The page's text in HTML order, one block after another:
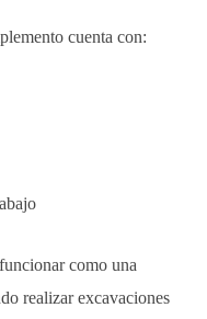
cuenta con:
como una
realizar excavaciones